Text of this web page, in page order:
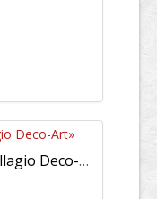
Blaue Glasblume klein «Bellagio Deco-Art»